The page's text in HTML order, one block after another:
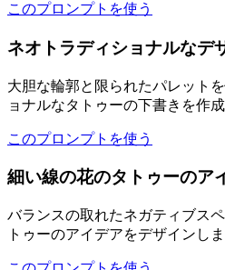
このプロンプトを使う
ネオトラディショナルなデ
大胆な輪郭と限られたパレット
ョナルなタトゥーの下書きを作成
このプロンプトを使う
細い線の花のタトゥーのア
バランスの取れたネガティブス
トゥーのアイデアをデザインしま